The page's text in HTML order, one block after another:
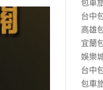
包車
台中
高雄
宜蘭
娛樂
台中
包車